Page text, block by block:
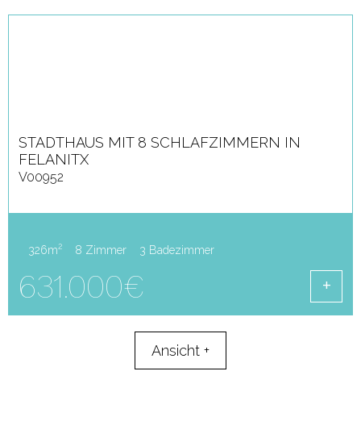
STADTHAUS MIT 8 SCHLAFZIMMERN IN
FELANITX
V00952
326m2 8 Zimmer 3 Badezimmer
631.000€
Ansicht +